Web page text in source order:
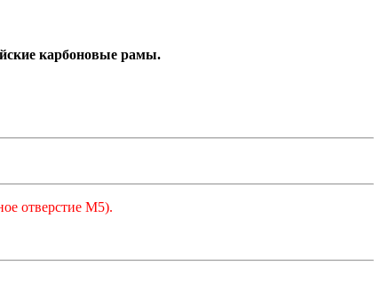
карбоновые рамы.
отверстие М5).